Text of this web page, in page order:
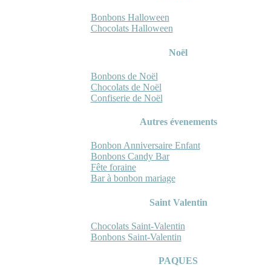
Bonbons Halloween
Chocolats Halloween
Noël
Bonbons de Noël
Chocolats de Noël
Confiserie de Noël
Autres évenements
Bonbon Anniversaire Enfant
Bonbons Candy Bar
Fête foraine
Bar à bonbon mariage
Saint Valentin
Chocolats Saint-Valentin
Bonbons Saint-Valentin
PAQUES